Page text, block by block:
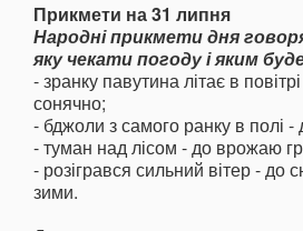
Прикмети на 31 липня
Народні прикмети дня
яку чекати погоду і яким
- зранку павутина літає в
сонячно;
- бджоли з самого ранку в полі
- туман над лісом - до врожаю
- розігрався сильний вітер - до
зими.